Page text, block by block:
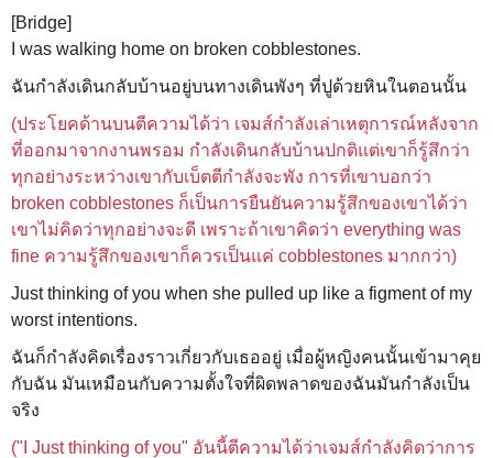
[Bridge]
I was walking home on broken cobblestones.
ฉันกำลังเดินกลับบ้านอยู่บนทางเดินพังๆ ที่ปูด้วยหินในตอนนั้น
(ประโยคด้านบนตีความได้ว่า เจมส์กำลังเล่าเหตุการณ์หลังจาก
ที่ออกมาจากงานพรอม กำลังเดินกลับบ้านปกติแต่เขาก็รู้สึกว่า
ทุกอย่างระหว่างเขากับเบ็ตตีกำลังจะพัง การที่เขาบอกว่า
broken cobblestones ก็เป็นการยืนยันความรู้สึกของเขาได้ว่า
เขาไม่คิดว่าทุกอย่างจะดี เพราะถ้าเขาคิดว่า everything was
fine ความรู้สึกของเขาก็ควรเป็นแค่ cobblestones มากกว่า)
Just thinking of you when she pulled up like a figment of my
worst intentions.
ฉันก็กำลังคิดเรื่องราวเกี่ยวกับเธออยู่ เมื่อผู้หญิงคนนั้นเข้ามาคุย
กับฉัน มันเหมือนกับความตั้งใจที่ผิดพลาดของฉันมันกำลังเป็น
จริง
("I Just thinking of you" อันนี้ตีความได้ว่าเจมส์กำลังคิดว่าการ